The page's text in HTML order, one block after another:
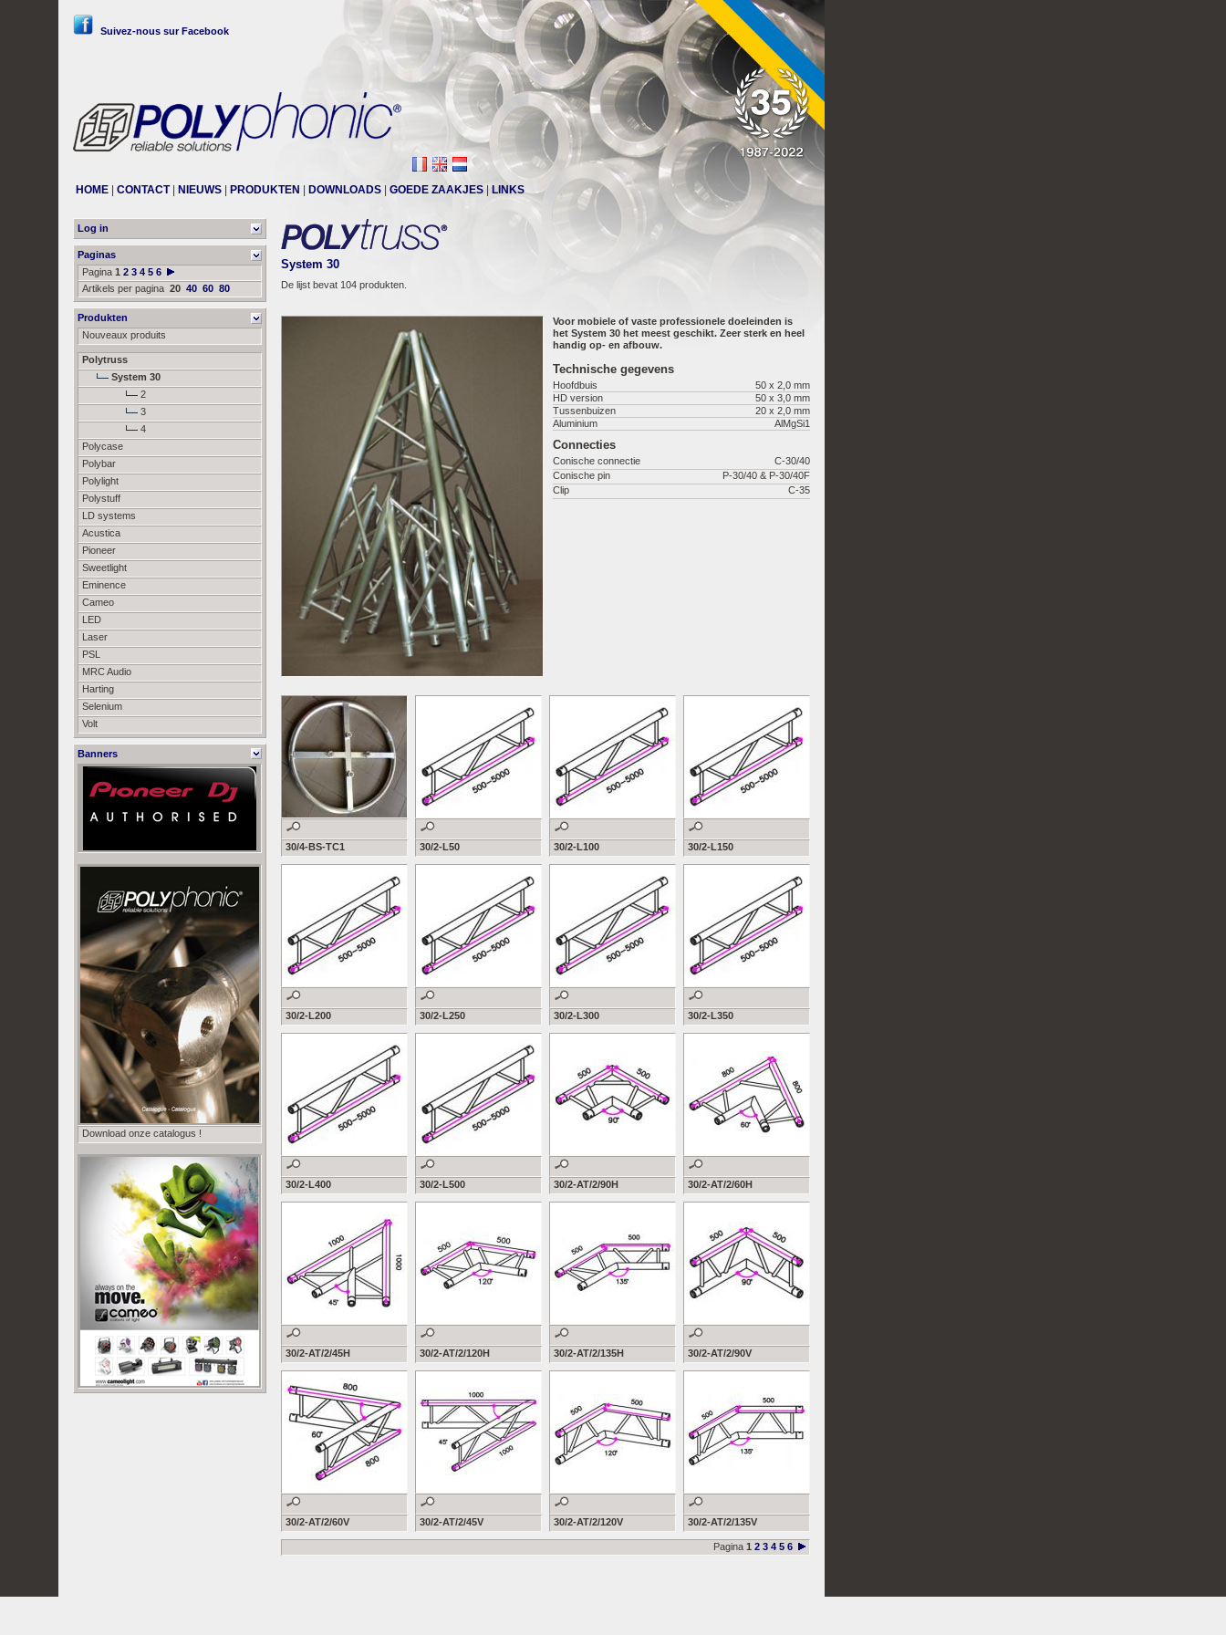
Suivez-nous sur Facebook
HOME CONTACT| NIEUWS PRODUKTEN DOWNLOADS GOEDE ZAAKJES LINKS
Log in
Paginas
Pagina 1 2 3 4 5 6
Artikels per pagina 20 40 60 80
Produkten
Nouveaux produits
Polytruss
System 30
2
3
4
Polycase
Polybar
Polylight
Polystuff
LD systems
Acustica
Pioneer
Sweetlight
Eminence
Cameo
LED
Laser
PSL
MRC Audio
Harting
Selenium
Volt
Banners
Download onze catalogus !
System 30
De lijst bevat 104 produkten.
Voor mobiele of vaste professionele doeleinden is
het System 30 het meest geschikt. Zeer sterk en heel
handig op- en afbouw.
Technische gegevens
Hoofdbuis
50 x 2,0 mm
HD version
50 x 3,0 mm
Tussenbuizen
20 x 2,0 mm
Aluminium
AlMgSi1
Connecties
Conische connectie
C-30/40
Conische pin
P-30/40 & P-30/40F
Clip
C-35
30/4-BS-TC1 30/2-L50 30/2-L100 30/2-L150
30/2-L200 30/2-L250 30/2-L300 30/2-L350
30/2-L400 30/2-L500 30/2-AT/2/90H 30/2-AT/2/60H
30/2-AT/2/45H 30/2-AT/2/120H 30/2-AT/2/135H 30/2-AT/2/90V
30/2-AT/2/60V 30/2-AT/2/45V 30/2-AT/2/120V 30/2-AT/2/135V
Pagina 1 2 3 4 5 6